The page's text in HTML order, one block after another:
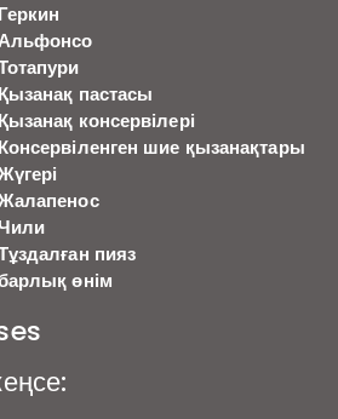
Геркин
Қызанақ пастасы
Қызанақ консервілері
Консервіленген шие қызанақтары
пияз
өнім